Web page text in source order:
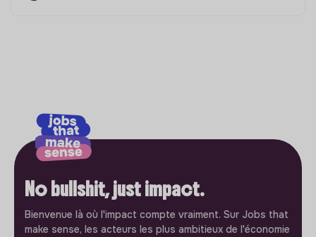
No bullshit, just impact.
Bienvenue là où l'impact compte vraiment. Sur Jobs that
make sense, les acteurs les plus ambitieux de l'économie